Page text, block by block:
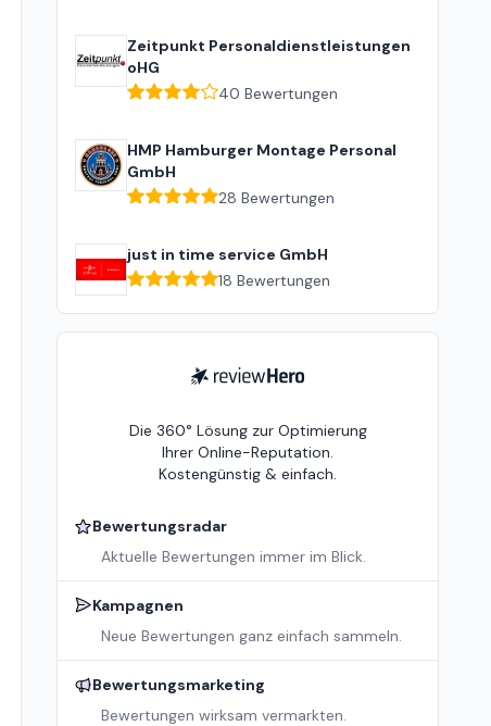
Zeitpunkt Personaldienstleistungen
oHG
40 Bewertungen
HMP Hamburger Montage Personal
GmbH
28 Bewertungen
just in time service GmbH
18 Bewertungen
ReviewHero
Die 360° Lösung zur Optimierung
Ihrer Online-Reputation.
Kostengünstig & einfach.
Bewertungsradar
Aktuelle Bewertungen immer im Blick.
Kampagnen
Neue Bewertungen ganz einfach sammeln.
Bewertungsmarketing
Bewertungen wirksam vermarkten.